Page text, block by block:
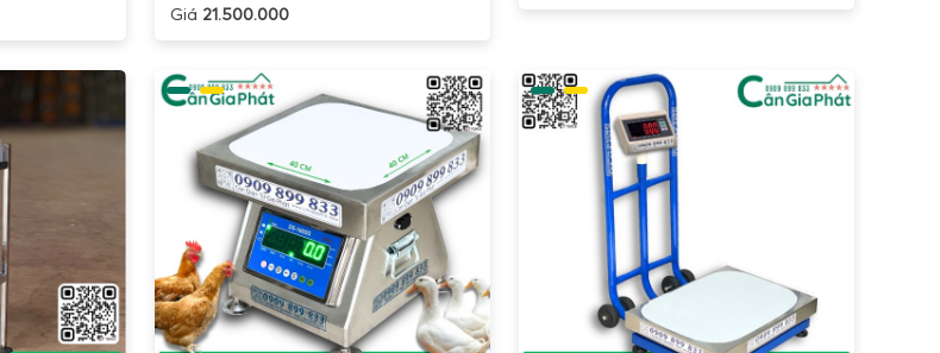
Giá 21.500.000